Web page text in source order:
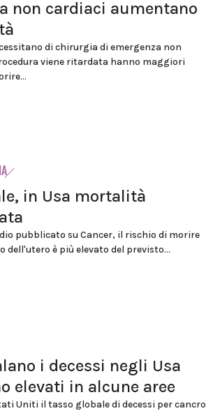
non cardiaci aumentano
di chirurgia di emergenza non
viene ritardata hanno maggiori
in Usa mortalità
pubblicato su Cancer, il rischio di morire
dell'utero è più elevato del previsto...
i decessi negli Usa
elevati in alcune aree
Uniti il tasso globale di decessi per cancro